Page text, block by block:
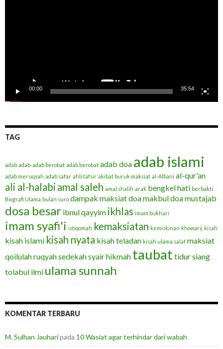
00:00 35:54
TAG
adab adab-adab berobat adab berobat adab doa adab islami
adab meruqyah adab safar ahli tafsir akibat buruk maksiat al-Albani al-qur'an
ali al-halabi amal saleh amal shalih arak bengkel hati berbakti
Biografi Ulama bulan suro dampak maksiatdoa makbuldoa mustajab
dosa besar ibnul qayyim ikhlas imam bukhari
imam syafi'i istiqomah kemaksiatan kemiskinan khowarij kisah
kisah islami kisah nyata kisah teladan kisah ulama salaf maksiat
qoilulahruqyahsedekahsyair hikmah taubattidur siang
tolabul ilmi ulama sunnah
KOMENTAR TERBARU
M. Sulhan Jauharipada 10 Wasiat agar terhindar dari wabah